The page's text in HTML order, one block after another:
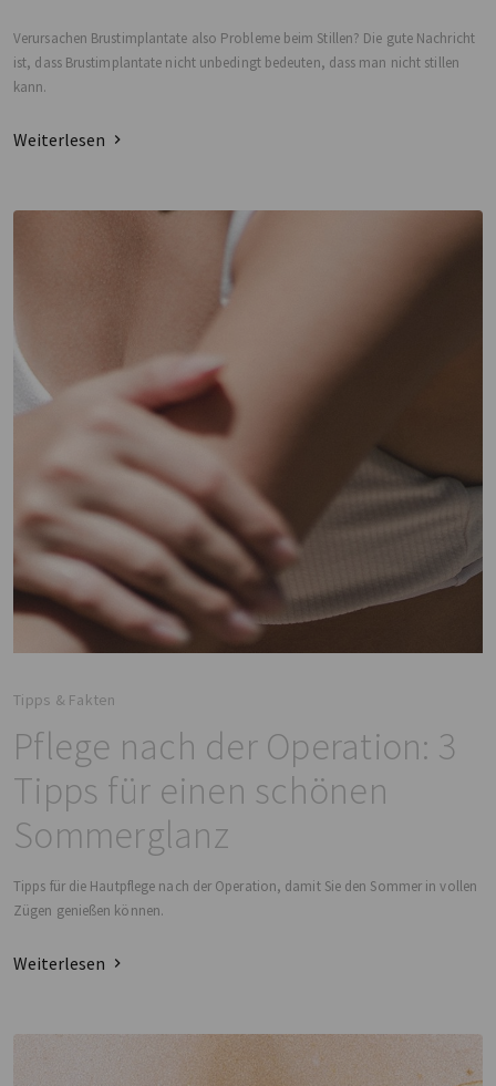
Verursachen Brustimplantate also Probleme beim Stillen? Die gute Nachricht
ist, dass Brustimplantate nicht unbedingt bedeuten, dass man nicht stillen
kann.
Weiterlesen
Tipps & Fakten
Pflege nach der Operation: 3
Tipps für einen schönen
Sommerglanz
Tipps für die Hautpflege nach der Operation, damit Sie den Sommer in vollen
Zügen genießen können.
Weiterlesen